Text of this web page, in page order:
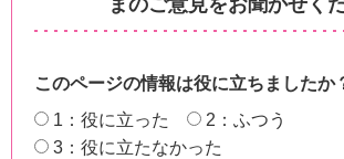
このページの情報は役に立ちましたか
1：役に立った
2：ふつう
3：役に立たなかった